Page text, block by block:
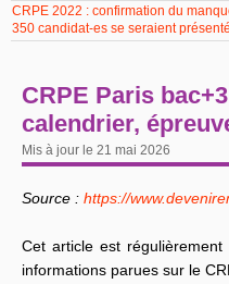
CRPE 2022 : confirmation du
350 candidat-es se seraient
CRPE Paris
calendrier,
Mis à jour le 21 mai 2026
Source : https://
Cet article est
informations parues sur le